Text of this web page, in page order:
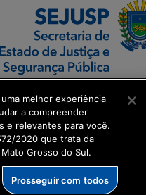
melhor experiência
a compreender
e relevantes para você.
2020 que trata da
Grosso do Sul.
Prosseguir com todos